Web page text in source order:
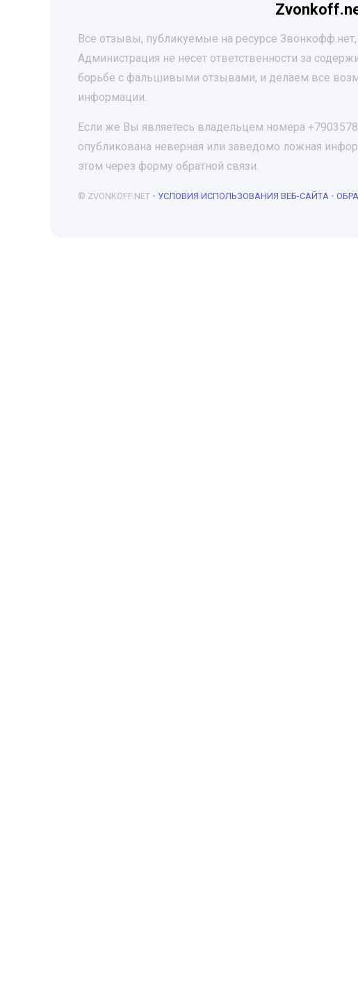
Все отзывы, публикуемые на ресурсе
Администрация не несет ответственности за
борьбе с фальшивыми отзывами, и делаем все
информации.
Если же Вы являетесь владельцем номера
опубликована неверная или заведомо ложная
этом через форму обратной связи.
© ZVONKOFF.NET • УСЛОВИЯ ИСПОЛЬЗОВАНИЯ ВЕБ-САЙТА •